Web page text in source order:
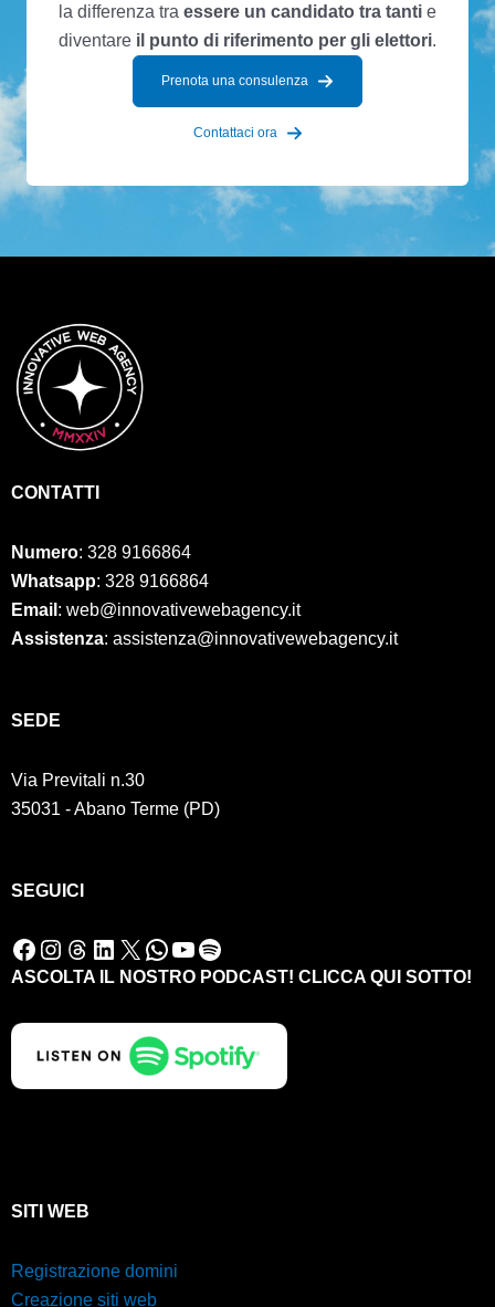
la differenza tra essere un candidato tra tanti e
diventare il punto di riferimento per gli elettori.
Prenota una consulenza
Contattaci ora
CONTATTI
Numero: 328 9166864
Whatsapp: 328 9166864
Email : web@innovativewebagency.it
Assistenza: assistenza@innovativewebagency.it
SED E
Via Previtali n.30
35031 - Abano Terme (PD)
SEGUICI
Facebook Instagram Threads LinkedIn X WhatsApp YouTube Spotify
ASCOLTA IL NOSTRO PODCAST! CLICCA QUI SOTTO!
SITI WEB
Registrazione domini
Creazione siti web